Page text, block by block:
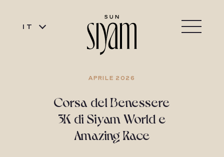
IT
APRILE 2026
Corsa del Benessere
3K di Siyam World e
Amazing Race